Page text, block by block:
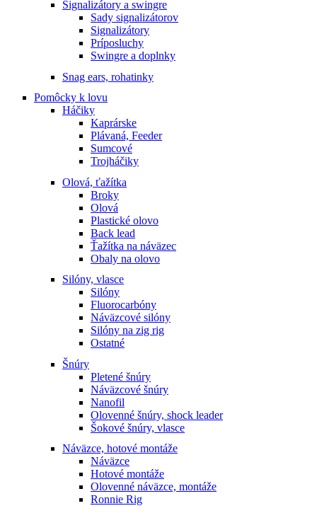
Signalizátory a swingre
Sady signalizátorov
Signalizátory
Príposluchy
Swingre a doplnky
Snag ears, rohatinky
Pomôcky k lovu
Háčiky
Kaprárske
Plávaná, Feeder
Sumcové
Trojháčiky
Olová, ťažítka
Broky
Olová
Plastické olovo
Back lead
Ťažítka na náväzec
Obaly na olovo
Silóny, vlasce
Silóny
Fluorocarbóny
Náväzcové silóny
Silóny na zig rig
Ostatné
Šnúry
Pletené šnúry
Náväzcové šnúry
Nanofil
Olovenné šnúry, shock leader
Šokové šnúry, vlasce
Náväzce, hotové montáže
Náväzce
Hotové montáže
Olovenné náväzce, montáže
Ronnie Rig